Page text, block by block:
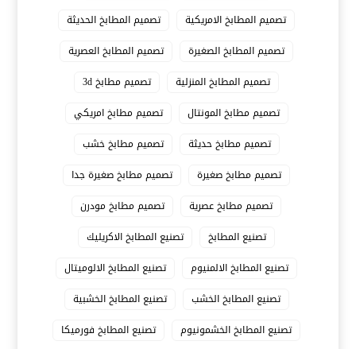
تصميم المطابخ الامريكية
تصميم المطابخ الحديثة
تصميم المطابخ الصغيرة
تصميم المطابخ العصرية
تصميم المطابخ المنزلية
تصميم مطابخ 3d
تصميم مطابخ المونتال
تصميم مطابخ امريكي
تصميم مطابخ حديثة
تصميم مطابخ خشب
تصميم مطابخ صغيرة
تصميم مطابخ صغيرة جدا
تصميم مطابخ عصرية
تصميم مطابخ مودرن
تصنيع المطابخ
تصنيع المطابخ الاكريليك
تصنيع المطابخ الالمنيوم
تصنيع المطابخ الالوميتال
تصنيع المطابخ الخشب
تصنيع المطابخ الخشبية
تصنيع المطابخ الخشمونيوم
تصنيع المطابخ فورميكا